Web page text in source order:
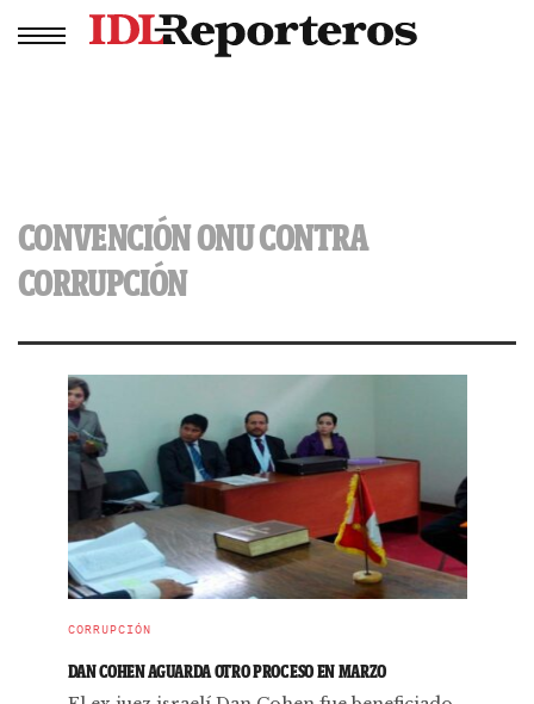
CONVENCIÓN ONU CONTRA
CORRUPCIÓN
CORRUPCIÓN
DAN COHEN AGUARDA OTRO PROCESO EN MARZO